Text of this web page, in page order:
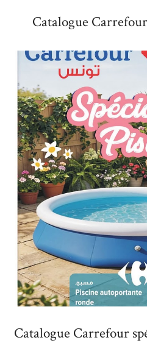
Catalogue
Catalogue Carrefour